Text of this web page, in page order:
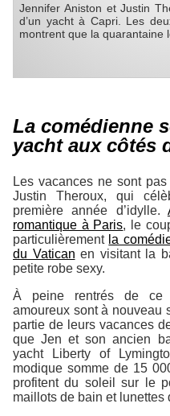
Jennifer Aniston et Justin
d’un yacht à Capri. Les
montrent que la quarantaine
La comédienne
yacht aux côtés
Les vacances ne sont
Justin Theroux, qui
première année d’idylle.
romantique à Paris, le
particulièrement la
du Vatican en visitant la
petite robe sexy.
À peine rentrés de ce
amoureux sont à nouveau
partie de leurs vacances
que Jen et son ancien
yacht Liberty of
modique somme de 15
profitent du soleil sur le
maillots de bain et lunettes